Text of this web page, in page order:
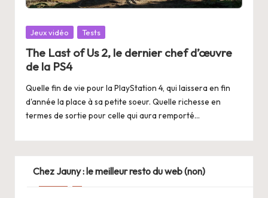
Posted
Jeux vidéo Tests
The Last of Us 2, le dernier chef d’œuvre
de la PS4
Quelle fin de vie pour la PlayStation 4, qui laissera en fin
d'année la place à sa petite soeur. Quelle richesse en
termes de sortie pour celle qui aura remporté…
Chez Jauny : le meilleur resto du web (non)